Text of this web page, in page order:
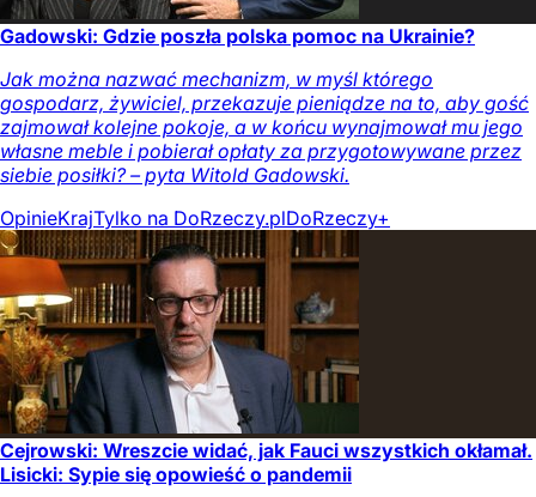
Gadowski: Gdzie poszła polska pomoc na Ukrainie?
Jak można nazwać mechanizm, w myśl którego
gospodarz, żywiciel, przekazuje pieniądze na to, aby gość
zajmował kolejne pokoje, a w końcu wynajmował mu jego
własne meble i pobierał opłaty za przygotowywane przez
siebie posiłki? – pyta Witold Gadowski.
OpinieKrajTylko na DoRzeczy.plDoRzeczy+
Cejrowski: Wreszcie widać, jak Fauci wszystkich okłamał.
Lisicki: Sypie się opowieść o pandemii